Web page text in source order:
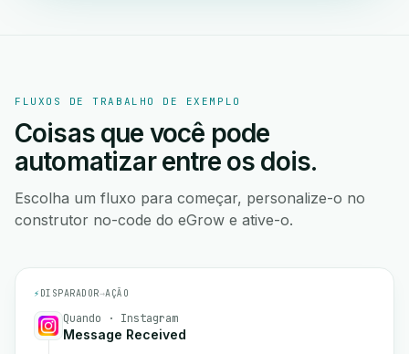
FLUXOS DE TRABALHO DE EXEMPLO
Coisas que você pode
automatizar entre os dois.
Escolha um fluxo para começar, personalize-o no
construtor no-code do eGrow e ative-o.
⚡ DISPARADOR→AÇÃO
Quando · Instagram
Message Received